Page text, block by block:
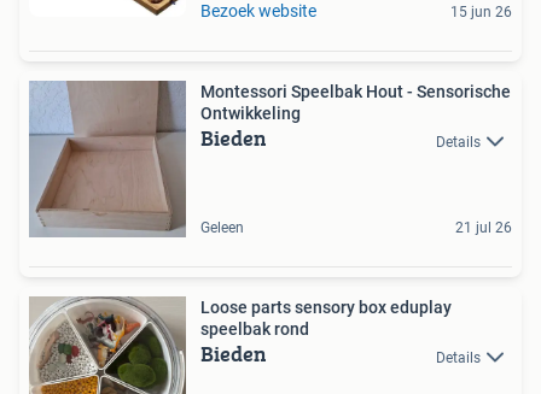
Bezoek website 15 jun 26
Montessori Speelbak Hout - Sensorische
Ontwikkeling
Bieden Details
Geleen 21 jul 26
Loose parts sensory box eduplay
speelbak rond
Bieden Details